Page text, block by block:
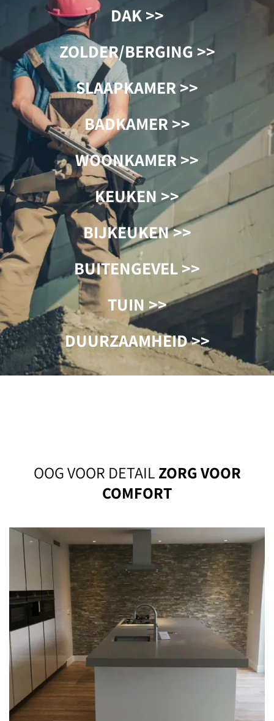
DAK >>
ZOLDER/BERGING >>
SLAAPKAMER >>
BADKAMER >>
WOONKAMER >>
KEUKEN >>
BIJKEUKEN >>
BUITENGEVEL >>
TUIN >>
DUURZAAMHEID >>
OOG VOOR DETAIL ZORG VOOR
COMFORT